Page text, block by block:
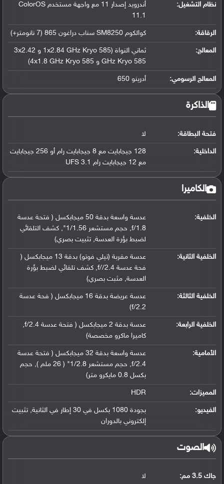
نظام التشغيل:
أندرويد إصدار 11 مع واجهة مستخدم ColorOS
11.1
الرقاقة: كوالكوم SM8250 سناب دراغون 865 (7 نانومتر+)
المعالج:
ثماني النواة (1x2.84 GHz Kryo 585 و 3x2.42
GHz Kryo 585 و 4x1.8 GHz Kryo 585)
المعالج الرسومي: أدرينو 650
الذاكرة
فتحة البطاقة: لا
الداخلية:
128 جيجابايت مع 8 جيجابايت رام أو 256 جيجابايت
مع 12 جيجابايت رام UFS 3.1
الكاميرا
الخلفية:
عدسة واسعة بدقة 50 ميجابكسل ( فتحة عدسة
f/1.8, حجم مستشعر 1/1.56", كشف التلقائي
لضبط بؤرة العدسة, تثبيت بصري)
الخلفية الثانية:
عدسة مقربة (تيلي فوتو) بدقة 13 ميجابكسل (
فحة عدسة f//2.4, كشف تلقائي لضبط بؤرة
العدسة, مثبت بصري)
الخلفية الثالثة:
عدسة عريضة بدقة 16 ميجابكسل ( فحة عدسة
f/2.2)
الخلفية الرابعة:
عدسة بدقة 2 ميجابكسل ( فتحة عدسة f/2.4,
كاميرا ماكرو مخصصة)
الأمامية:
عدسة واسعة بدقة 32 ميجابكسل ( فتحة عدسة
f/2.4, حجم مستشعر 1/2.8" ( 26 ملم ), حجم
بكسل 0.8 مايكرو متر)
المميزات: HDR
الفيديو:
بجودة 1080 بكسل في 30 إطار في الثانية, تثبيت
إلكتروني بالدوران
الصوت
جاك 3.5 مم: لا